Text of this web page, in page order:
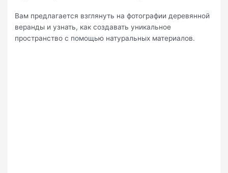
Вам предлагается взглянуть на фотографии деревянной
веранды и узнать, как создавать уникальное
пространство с помощью натуральных материалов.